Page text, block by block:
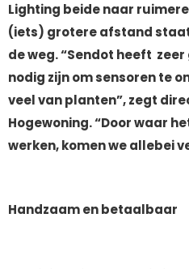
Lighting beide naar
(iets) grotere afstand
de weg. “Sendot heeft
nodig zijn om sensoren te
veel van planten”, zegt
Hogewoning. “Door waar
werken, komen we allebei
Handzaam en betaalbaar